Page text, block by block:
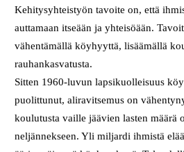
Kehitysyhteistyön tavoite on, että
auttamaan itseään ja yhteisöään.
vähentämällä köyhyyttä, lisäämällä
rauhankasvatusta.
Sitten 1960-luvun lapsikuolleisuus
puolittunut, aliravitsemus on
koulutusta vaille jäävien lasten määrä
neljännekseen. Yli miljardi ihmistä